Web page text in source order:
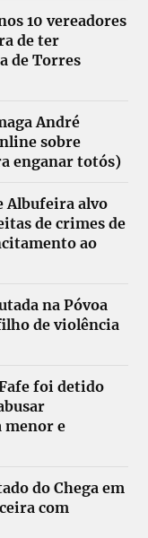
10 vereadores
de ter
de Torres
André
sobre
enganar totós)
Albufeira alvo
de crimes de
ao
na Póvoa
de violência
foi detido
menor e
do Chega em
com